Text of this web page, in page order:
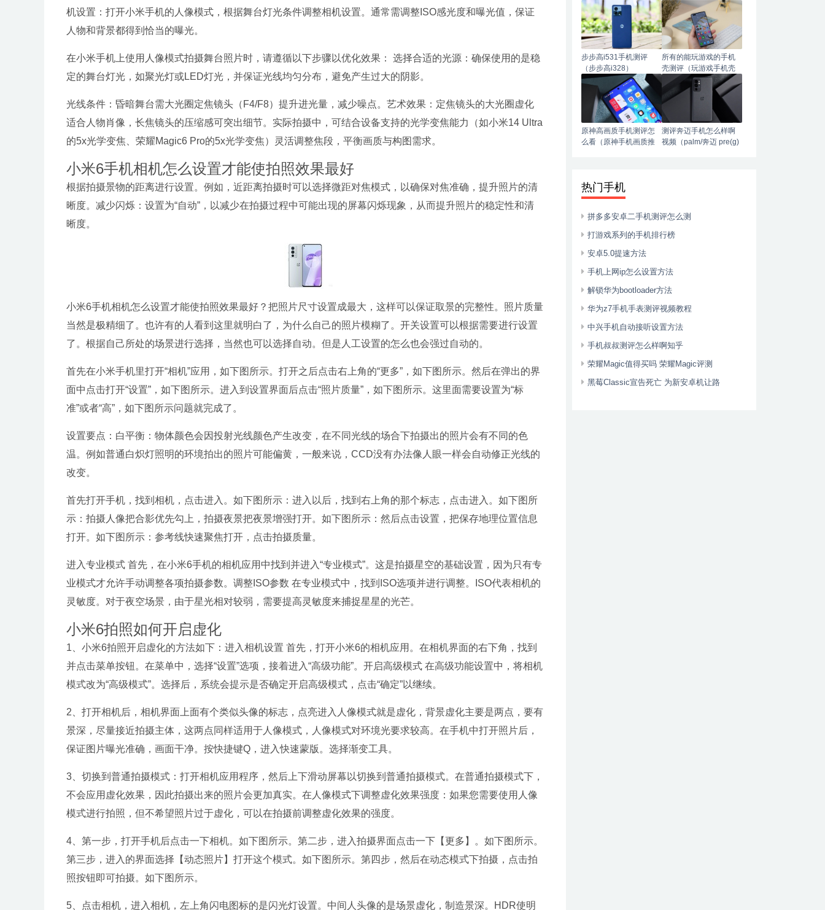
机设置：打开小米手机的人像模式，根据舞台灯光条件调整相机设置。通常需调整ISO感光度和曝光值，保证
人物和背景都得到恰当的曝光。
在小米手机上使用人像模式拍摄舞台照片时，请遵循以下步骤以优化效果： 选择合适的光源：确保使用的是稳
定的舞台灯光，如聚光灯或LED灯光，并保证光线均匀分布，避免产生过大的阴影。
光线条件：昏暗舞台需大光圈定焦镜头（F4/F8）提升进光量，减少噪点。艺术效果：定焦镜头的大光圈虚化
适合人物肖像，长焦镜头的压缩感可突出细节。实际拍摄中，可结合设备支持的光学变焦能力（如小米14 Ultra
的5x光学变焦、荣耀Magic6 Pro的5x光学变焦）灵活调整焦段，平衡画质与构图需求。
小米6手机相机怎么设置才能使拍照效果最好
根据拍摄景物的距离进行设置。例如，近距离拍摄时可以选择微距对焦模式，以确保对焦准确，提升照片的清
晰度。减少闪烁：设置为“自动”，以减少在拍摄过程中可能出现的屏幕闪烁现象，从而提升照片的稳定性和清
晰度。
小米6手机相机怎么设置才能使拍照效果最好？把照片尺寸设置成最大，这样可以保证取景的完整性。照片质量
当然是极精细了。也许有的人看到这里就明白了，为什么自己的照片模糊了。开关设置可以根据需要进行设置
了。根据自己所处的场景进行选择，当然也可以选择自动。但是人工设置的怎么也会强过自动的。
首先在小米手机里打开“相机”应用，如下图所示。打开之后点击右上角的“更多”，如下图所示。然后在弹出的界
面中点击打开“设置”，如下图所示。进入到设置界面后点击“照片质量”，如下图所示。这里面需要设置为“标
准”或者“高”，如下图所示问题就完成了。
设置要点：白平衡：物体颜色会因投射光线颜色产生改变，在不同光线的场合下拍摄出的照片会有不同的色
温。例如普通白炽灯照明的环境拍出的照片可能偏黄，一般来说，CCD没有办法像人眼一样会自动修正光线的
改变。
首先打开手机，找到相机，点击进入。如下图所示：进入以后，找到右上角的那个标志，点击进入。如下图所
示：拍摄人像把合影优先勾上，拍摄夜景把夜景增强打开。如下图所示：然后点击设置，把保存地理位置信息
打开。如下图所示：参考线快速聚焦打开，点击拍摄质量。
进入专业模式 首先，在小米6手机的相机应用中找到并进入“专业模式”。这是拍摄星空的基础设置，因为只有专
业模式才允许手动调整各项拍摄参数。调整ISO参数 在专业模式中，找到ISO选项并进行调整。ISO代表相机的
灵敏度。对于夜空场景，由于星光相对较弱，需要提高灵敏度来捕捉星星的光芒。
小米6拍照如何开启虚化
1、小米6拍照开启虚化的方法如下：进入相机设置 首先，打开小米6的相机应用。在相机界面的右下角，找到
并点击菜单按钮。在菜单中，选择“设置”选项，接着进入“高级功能”。开启高级模式 在高级功能设置中，将相机
模式改为“高级模式”。选择后，系统会提示是否确定开启高级模式，点击“确定”以继续。
2、打开相机后，相机界面上面有个类似头像的标志，点亮进入人像模式就是虚化，背景虚化主要是两点，要有
景深，尽量接近拍摄主体，这两点同样适用于人像模式，人像模式对环境光要求较高。在手机中打开照片后，
保证图片曝光准确，画面干净。按快捷键Q，进入快速蒙版。选择渐变工具。
3、切换到普通拍摄模式：打开相机应用程序，然后上下滑动屏幕以切换到普通拍摄模式。在普通拍摄模式下，
不会应用虚化效果，因此拍摄出来的照片会更加真实。在人像模式下调整虚化效果强度：如果您需要使用人像
模式进行拍照，但不希望照片过于虚化，可以在拍摄前调整虚化效果的强度。
4、第一步，打开手机后点击一下相机。如下图所示。第二步，进入拍摄界面点击一下【更多】。如下图所示。
第三步，进入的界面选择【动态照片】打开这个模式。如下图所示。第四步，然后在动态模式下拍摄，点击拍
照按钮即可拍摄。如下图所示。
5、点击相机，进入相机，左上角闪电图标的是闪光灯设置。中间人头像的是场景虚化，制造景深。HDR使明
照测评怎么样）
步步高i531手机测评
（步步高i328）
所有的能玩游戏的手机
壳测评（玩游戏手机壳
哪种材质手感好）
原神高画质手机测评怎
么看（原神手机画质推
测评奔迈手机怎么样啊
视频（palm/奔迈 pre(g)
热门手机
拼多多安卓二手机测评怎么测
打游戏系列的手机排行榜
安卓5.0提速方法
手机上网ip怎么设置方法
解锁华为bootloader方法
华为z7手机手表测评视频教程
中兴手机自动接听设置方法
手机叔叔测评怎么样啊知乎
荣耀Magic值得买吗 荣耀Magic评测
黑莓Classic宣告死亡 为新安卓机让路